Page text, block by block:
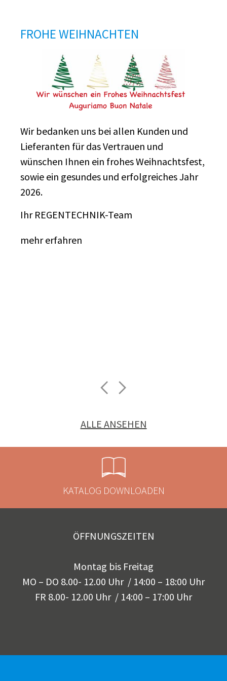
FROHE WEIHNACHTEN
Wir bedanken uns bei allen Kunden und
Lieferanten für das Vertrauen und
wünschen Ihnen ein frohes Weihnachtsfest,
sowie ein gesundes und erfolgreiches Jahr
2026.
Ihr REGENTECHNIK-Team
mehr erfahren
ALLE ANSEHEN
KATALOG DOWNLOADEN
ÖFFNUNGSZEITEN
Montag bis Freitag
MO – DO 8.00- 12.00 Uhr / 14:00 – 18:00 Uhr
FR 8.00- 12.00 Uhr / 14:00 – 17:00 Uhr